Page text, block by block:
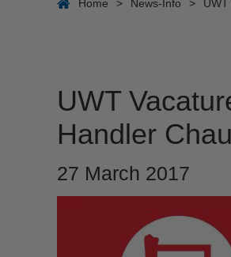
Home > News-Info >
UWT
Handler
27 March 2017